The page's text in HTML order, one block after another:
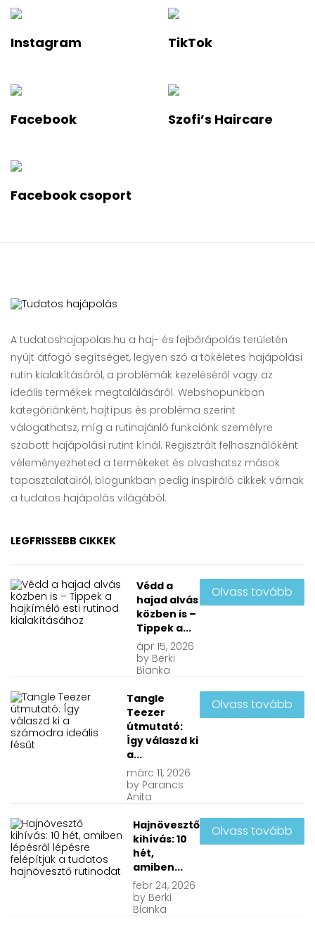
Instagram TikTok
Facebook Szofi’s Haircare
Facebook csoport
A tudatoshajapolas.hu a haj- és fejbőrápolás területén
nyújt átfogó segítséget, legyen szó a tökéletes hajápolási
rutin kialakításáról, a problémák kezeléséről vagy az
ideális termékek megtalálásáról. Webshopunkban
kategóriánként, hajtípus és probléma szerint
válogathatsz, míg a rutinajánló funkciónk személyre
szabott hajápolási rutint kínál. Regisztrált felhasználóként
véleményezheted a termékeket és olvashatsz mások
tapasztalatairól, blogunkban pedig inspiráló cikkek várnak
a tudatos hajápolás világából.
LEGFRISSEBB CIKKEK
Védd a
hajad alvás
közben is –
Tippek a...
ápr15, 2026
by Berki
Bianka
Olvass tovább
Tangle
Teezer
útmutató:
Így válaszd ki
a...
márc11, 2026
by Parancs
Anita
Olvass tovább
Hajnövesztő
kihívás: 10
hét,
amiben...
febr 24, 2026
by Berki
Bianka
Olvass tovább